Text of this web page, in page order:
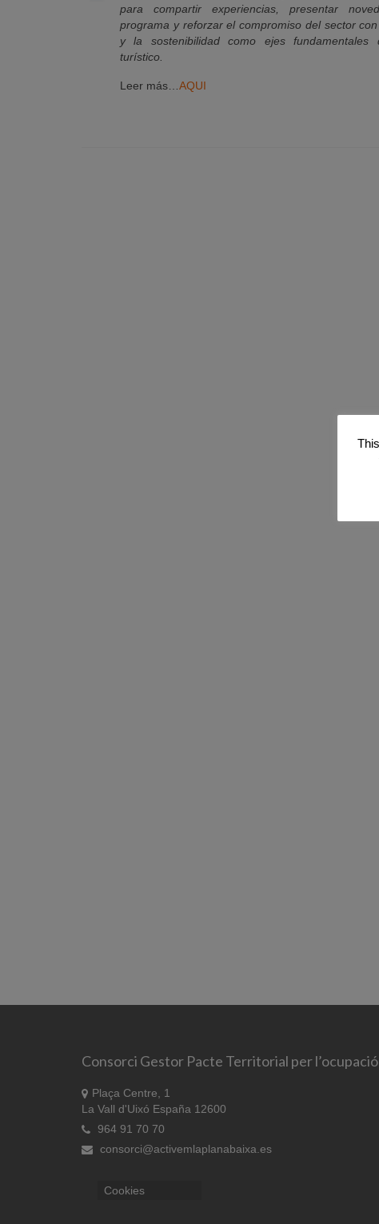
para compartir experiencias, presentar
programa y reforzar el compromiso del sector
y la sostenibilidad como ejes fundamentales
turístico.
Leer más… AQUI
Consorci Gestor Pacte Territorial per l’ocupació
Plaça Centre, 1
La Vall d'Uixó España 12600
964 91 70 70
consorci@activemlaplanabaixa.es
Cookies